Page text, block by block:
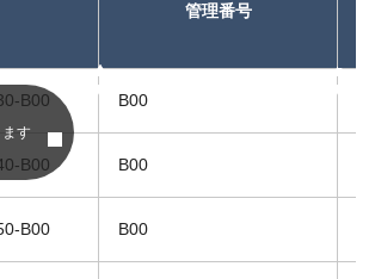
す
管理番号
B00 B00
B00 B00
B00 B00